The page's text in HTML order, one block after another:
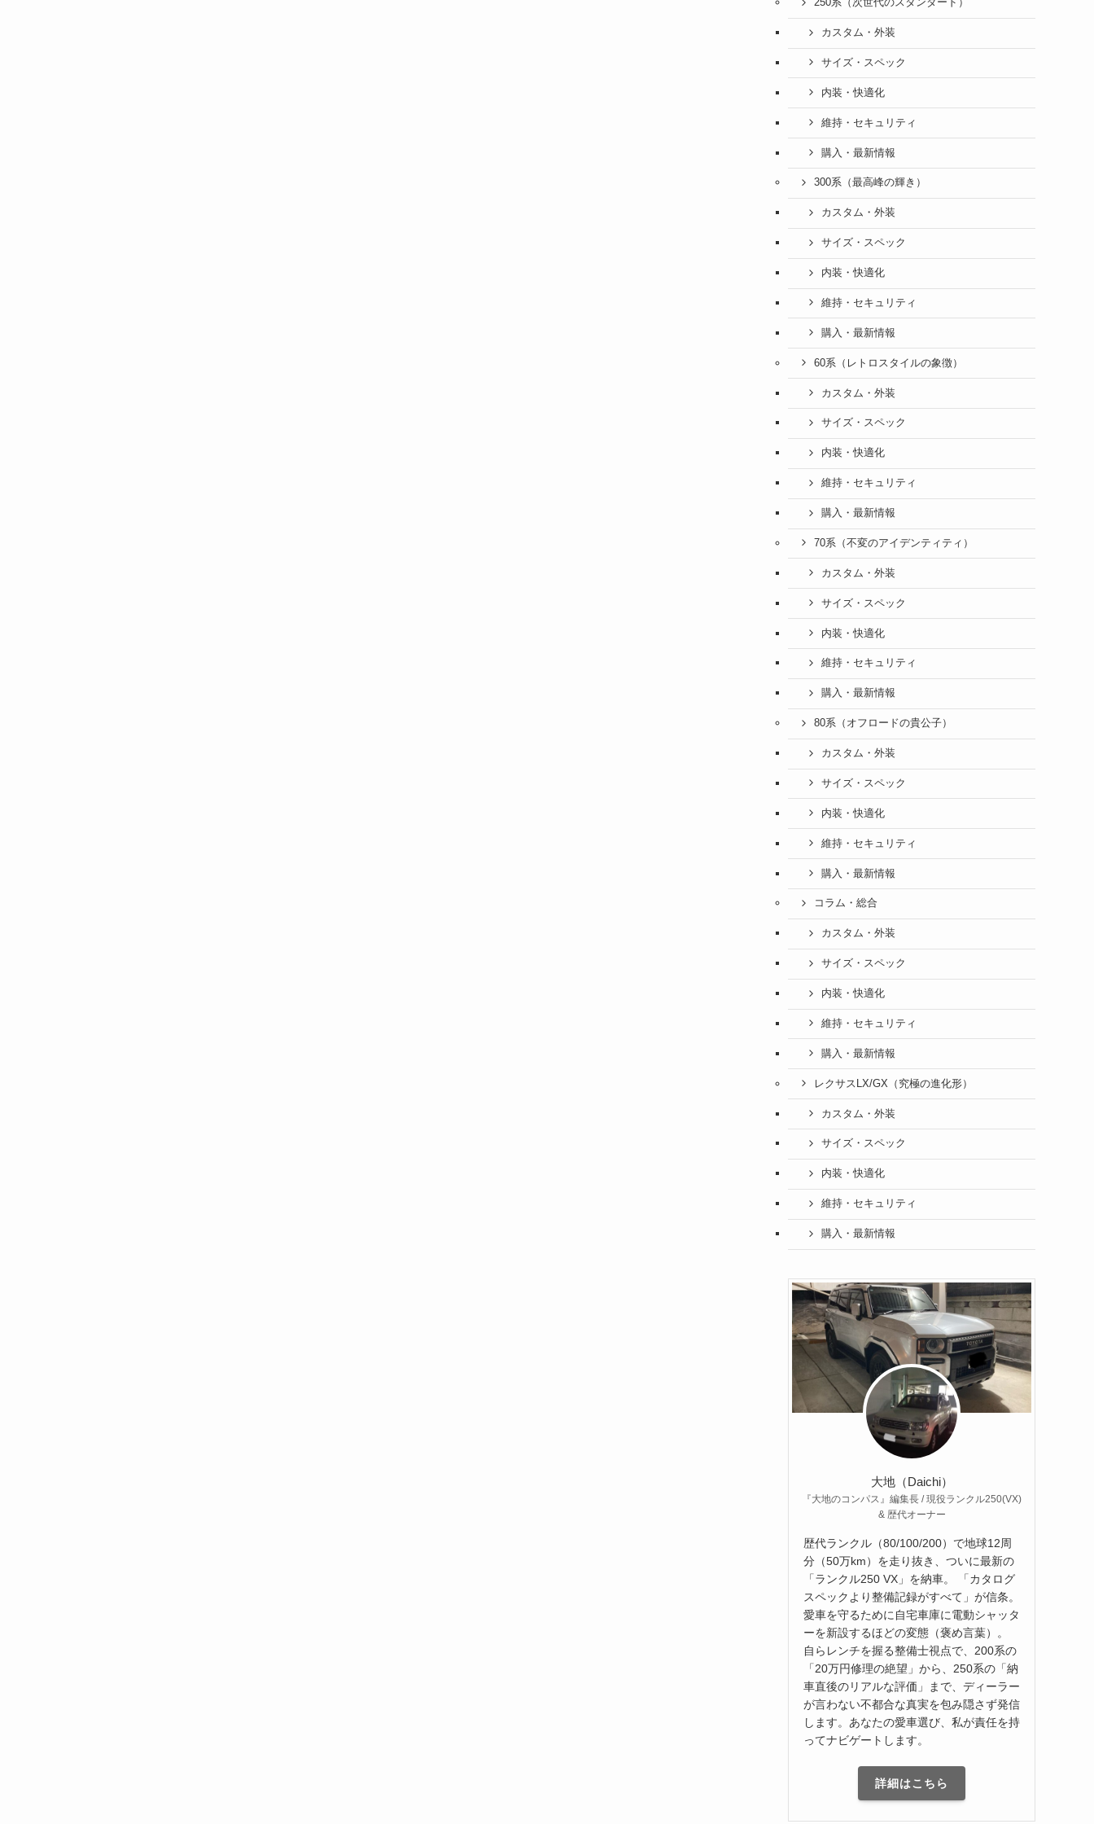
250系（次世代のスタンダード）
カスタム・外装
サイズ・スペック
内装・快適化
維持・セキュリティ
購入・最新情報
300系（最高峰の輝き）
カスタム・外装
サイズ・スペック
内装・快適化
維持・セキュリティ
購入・最新情報
60系（レトロスタイルの象徴）
カスタム・外装
サイズ・スペック
内装・快適化
維持・セキュリティ
購入・最新情報
70系（不変のアイデンティティ）
カスタム・外装
サイズ・スペック
内装・快適化
維持・セキュリティ
購入・最新情報
80系（オフロードの貴公子）
カスタム・外装
サイズ・スペック
内装・快適化
維持・セキュリティ
購入・最新情報
コラム・総合
カスタム・外装
サイズ・スペック
内装・快適化
維持・セキュリティ
購入・最新情報
レクサスLX/GX（究極の進化形）
カスタム・外装
サイズ・スペック
内装・快適化
維持・セキュリティ
購入・最新情報
大地（Daichi）
『大地のコンパス』編集長 / 現役ランクル250(VX)
& 歴代オーナー
歴代ランクル（80/100/200）で地球12周
分（50万km）を走り抜き、ついに最新の
「ランクル250 VX」を納車。 「カタログ
スペックより整備記録がすべて」が信条。
愛車を守るために自宅車庫に電動シャッタ
ーを新設するほどの変態（褒め言葉）。
自らレンチを握る整備士視点で、200系の
「20万円修理の絶望」から、250系の「納
車直後のリアルな評価」まで、ディーラー
が言わない不都合な真実を包み隠さず発信
します。あなたの愛車選び、私が責任を持
ってナビゲートします。
詳細はこちら